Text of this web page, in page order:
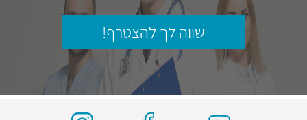
שווה לך להצטרף!